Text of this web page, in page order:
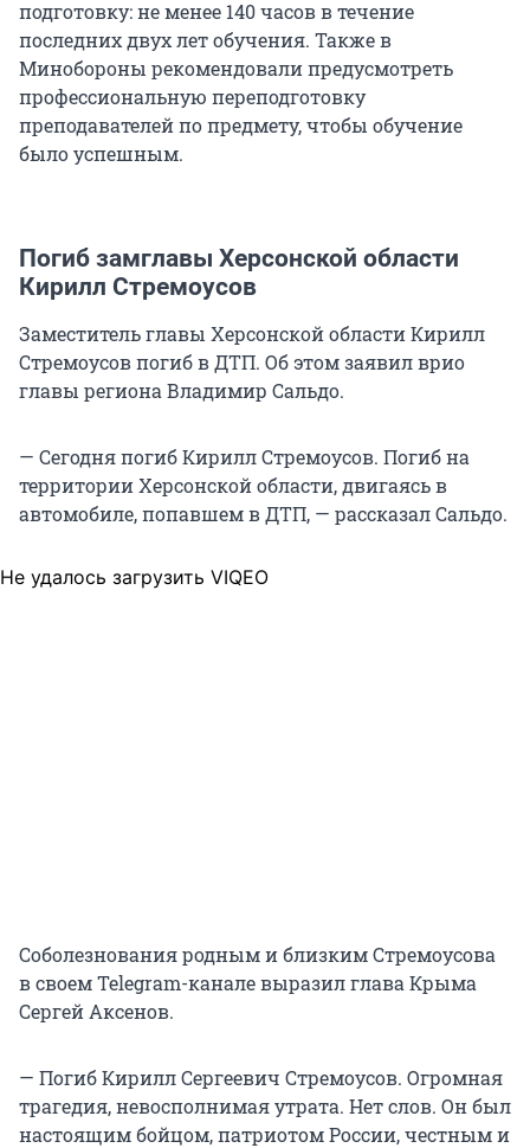
подготовку: не менее 140 часов в течение
последних двух лет обучения. Также в
Минобороны рекомендовали предусмотреть
профессиональную переподготовку
преподавателей по предмету, чтобы обучение
было успешным.
Погиб замглавы Херсонской области
Кирилл Стремоусов
Заместитель главы Херсонской области Кирилл
Стремоусов погиб в ДТП. Об этом заявил врио
главы региона Владимир Сальдо.
— Сегодня погиб Кирилл Стремоусов. Погиб на
территории Херсонской области, двигаясь в
автомобиле, попавшем в ДТП, — рассказал Сальдо.
Не удалось загрузить VIQEO
Соболезнования родным и близким Стремоусова
в своем Telegram-канале выразил глава Крыма
Сергей Аксенов.
— Погиб Кирилл Сергеевич Стремоусов. Огромная
трагедия, невосполнимая утрата. Нет слов. Он был
настоящим бойцом, патриотом России, честным и